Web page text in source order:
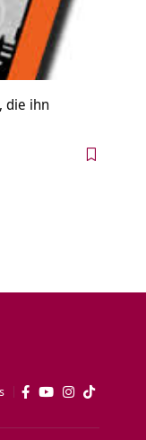
die ihn